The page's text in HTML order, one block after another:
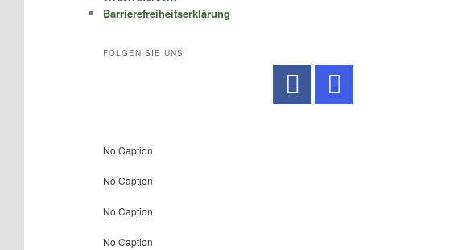
Barrierefreiheitserklärung
FOLGEN SIE UNS
No Caption
No Caption
No Caption
No Caption